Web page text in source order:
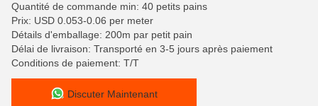
Quantité de commande min: 40 petits pains
Prix: USD 0.053-0.06 per meter
Détails d'emballage: 200m par petit pain
Délai de livraison: Transporté en 3-5 jours après paiement
Conditions de paiement: T/T
Discuter Maintenant